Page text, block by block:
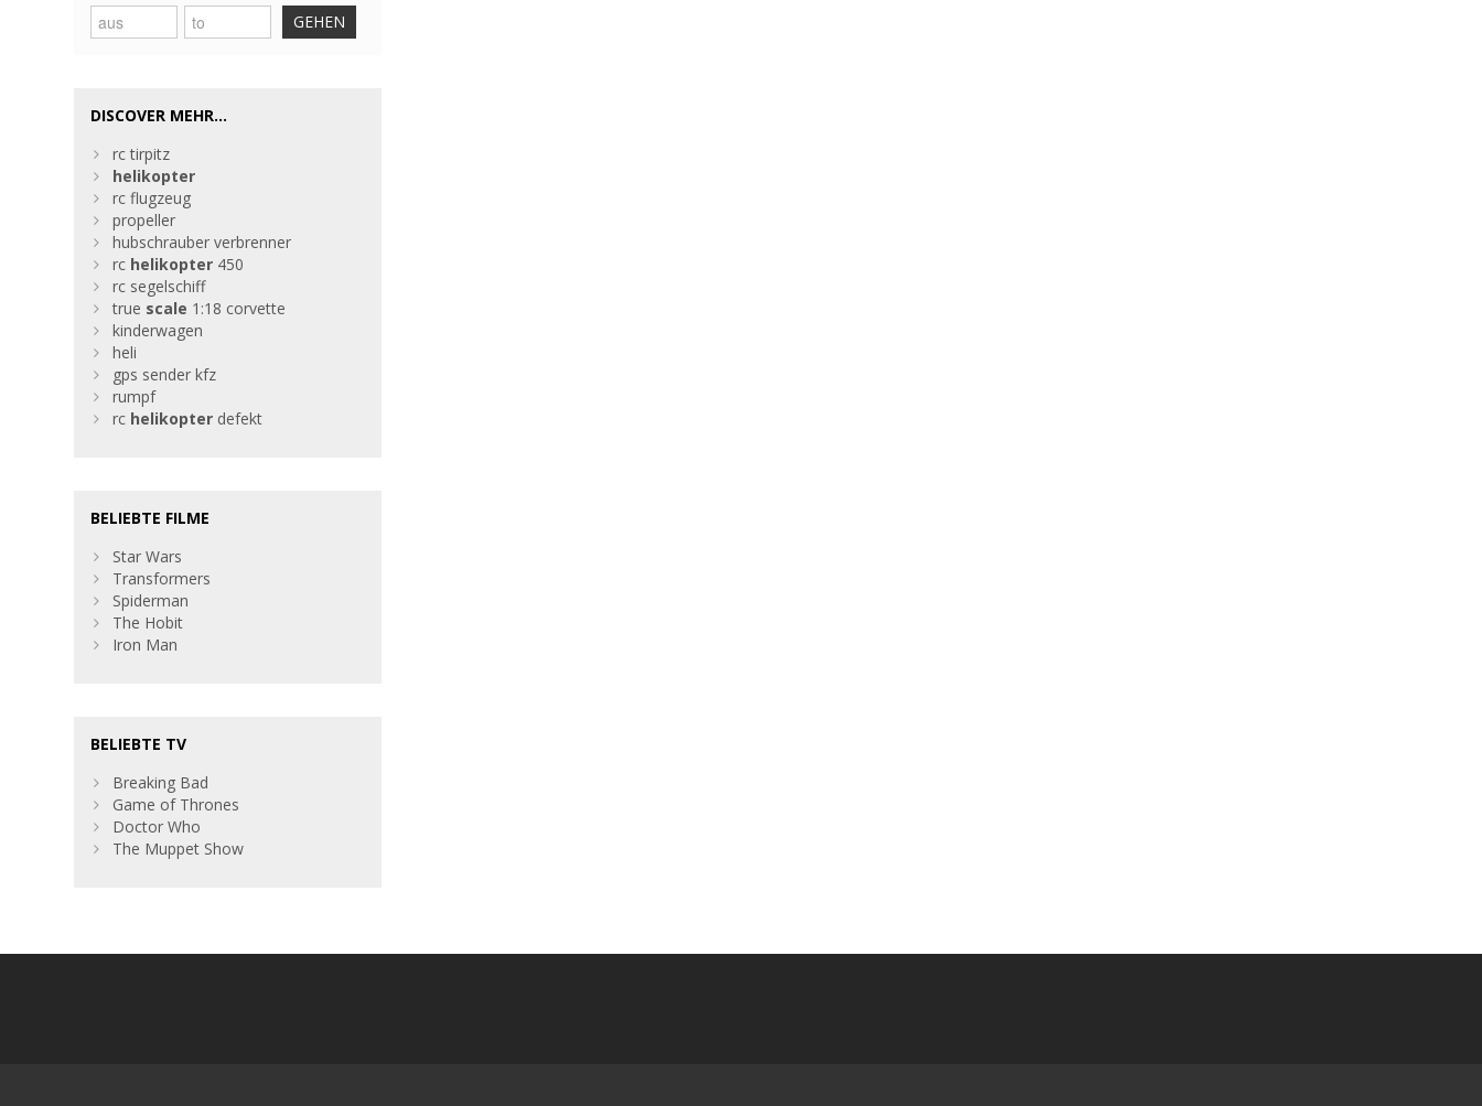
GEHEN
DISCOVER MEHR...
rc tirpitz
helikopter
rc flugzeug
propeller
hubschrauber verbrenner
rc helikopter 450
rc segelschiff
true scale 1:18 corvette
kinderwagen
heli
gps sender kfz
rumpf
rc helikopter defekt
BELIEBTE FILME
Star Wars
Transformers
Spiderman
The Hobit
Iron Man
BELIEBTE TV
Breaking Bad
Game of Thrones
Doctor Who
The Muppet Show